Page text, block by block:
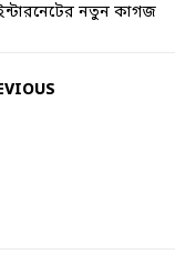
নতুন কাগজ